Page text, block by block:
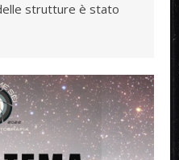
strutture è stato